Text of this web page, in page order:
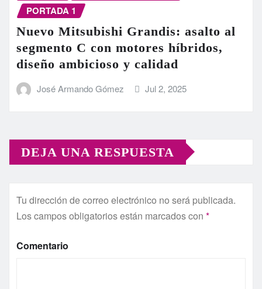
PORTADA 1
Nuevo Mitsubishi Grandis: asalto al
segmento C con motores híbridos,
diseño ambicioso y calidad
José Armando Gómez Jul 2, 2025
DEJA UNA RESPUESTA
Tu dirección de correo electrónico no será publicada.
Los campos obligatorios están marcados con *
Comentario